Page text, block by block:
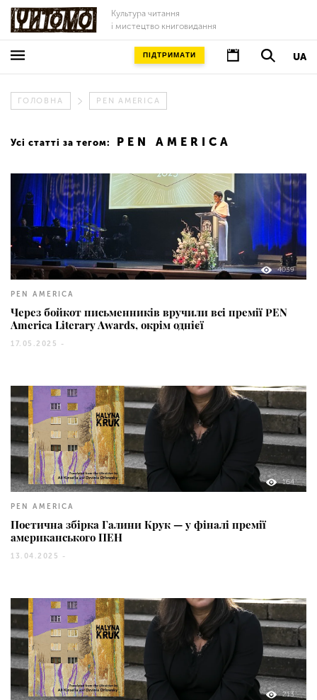
Культура читання
і мистецтво книговидання
UA
ПІДТРИМАТИ
ГОЛОВНА PEN AMERICA
Усі статті за тегом: PEN AMERICA
4039
PEN AMERICA
Через бойкот письменників вручили всі премії PEN
America Literary Awards, окрім однієї
17.05.2025 -
164
PEN AMERICA
Поетична збірка Галини Крук — у фіналі премії
американського ПЕН
13.04.2025 -
213